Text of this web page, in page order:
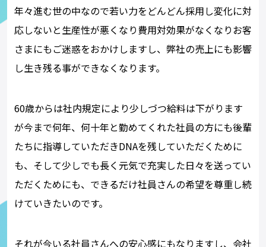
年々進む世の中なので若い力をどんどん採用し変化に対
応しないと生産性が悪くなり費用対効果がなくなりお客
さまにもご迷惑をおかけしますし、弊社の売上にも影響
し生き残る事ができなくなります。
60歳からは社内規定により少しづつ給料は下がります
が今まで何年、何十年と勤めてくれた社員の方にも後輩
たちに指導していただきDNAを残していただくために
も、そして少しでも長く元気で充実した日々を送ってい
ただくためにも、できるだけ社員さんの希望を尊重し続
けていきたいのです。
それが今いる社員さんへの安心感にもなりますし、会社